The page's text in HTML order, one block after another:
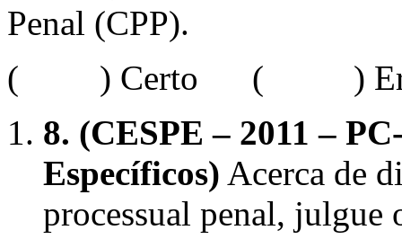
Penal (CPP).
( ) Certo ( )
8. (CESPE – 2011 –
Específicos) Acerca de
processual penal, julgue